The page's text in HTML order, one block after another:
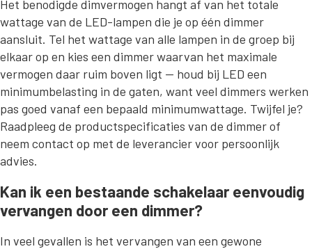
Het benodigde dimvermogen hangt af van het totale
wattage van de LED-lampen die je op één dimmer
aansluit. Tel het wattage van alle lampen in de groep bij
elkaar op en kies een dimmer waarvan het maximale
vermogen daar ruim boven ligt — houd bij LED een
minimumbelasting in de gaten, want veel dimmers werken
pas goed vanaf een bepaald minimumwattage. Twijfel je?
Raadpleeg de productspecificaties van de dimmer of
neem contact op met de leverancier voor persoonlijk
advies.
Kan ik een bestaande schakelaar eenvoudig
vervangen door een dimmer?
In veel gevallen is het vervangen van een gewone